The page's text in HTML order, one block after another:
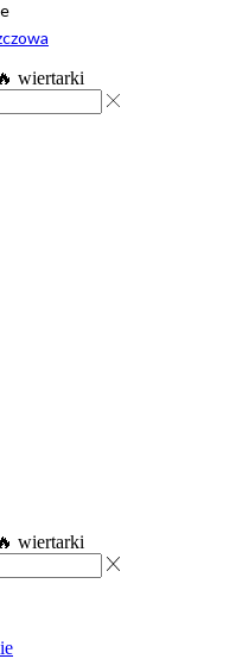
wiertarki
wiertarki